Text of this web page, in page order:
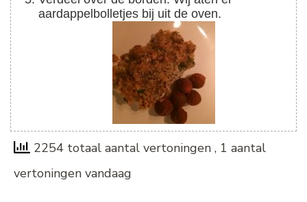
aardappelbolletjes bij uit de oven.
2254 totaal aantal vertoningen , 1 aantal
vertoningen vandaag